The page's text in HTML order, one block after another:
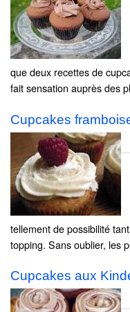
que deux recettes de
fait sensation auprès des
Cupcakes
tellement de possibilité
topping. Sans oublier, les
Cupcakes aux